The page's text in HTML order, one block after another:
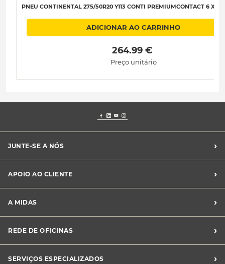
PNEU CONTINENTAL 275/50R20 Y113 CONTI PREMIUMCONTACT 6 XL
ADICIONAR AO CARRINHO
264.99 €
Preço unitário
JUNTE-SE A NÓS ›
Franchising Midas
APOIO AO CLIENTE ›
Livro de Reclamações
Canal de Denúncias
Perguntas Frequentes
A MIDAS ›
Sustentabilidade
Notícias Midas
REDE DE OFICINAS ›
SERVIÇOS ESPECIALIZADOS
›